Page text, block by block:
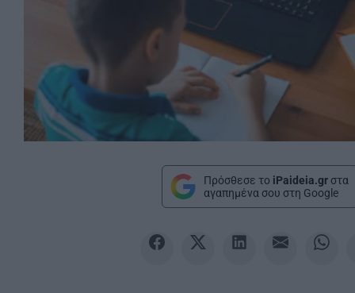
Πρόσθεσε το iPaideia.gr στα
αγαπημένα σου στη Google